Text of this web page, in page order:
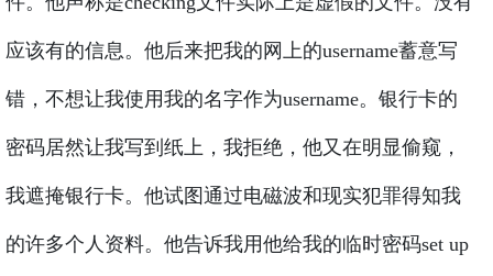
应该有的信息。他后来把我的网上的username蓄意写
错，不想让我使用我的名字作为username。银行卡的
密码居然让我写到纸上，我拒绝，他又在明显偷窥，
我遮掩银行卡。他试图通过电磁波和现实犯罪得知我
的许多个人资料。他告诉我用他给我的临时密码set up